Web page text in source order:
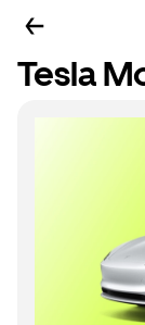
Tesla